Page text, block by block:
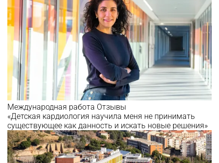
Международная работа Отзывы
«Детская кардиология научила меня не принимать
существующее как данность и искать новые решения»